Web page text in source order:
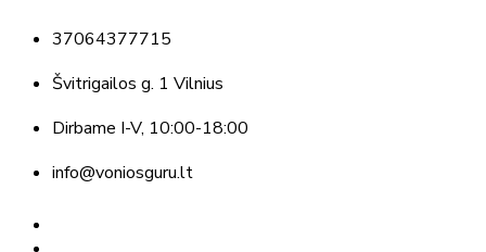
37064377715
Švitrigailos g. 1 Vilnius
Dirbame I-V, 10:00-18:00
info@voniosguru.lt